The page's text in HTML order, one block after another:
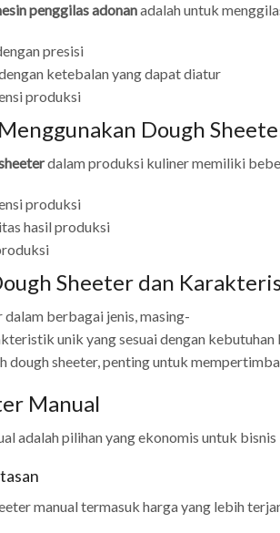
penggilas adonanadalah untuk
presisi
ketebalan yang dapat diatur
produksi
Dough
dalam produksi kuliner memiliki
produksi
hasil produksi
Sheeter dan
dalam berbagai jenis, masing-
unik yang sesuai dengan
dough sheeter, penting untuk
Manual
adalah pilihan yang ekonomis untuk
manual termasuk harga yang lebih